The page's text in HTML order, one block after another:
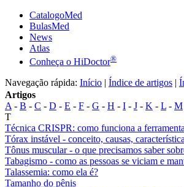
CatalogoMed
BulasMed
News
Atlas
Conheça o HiDoctor®
Navegação rápida: Início | Índice de artigos |
Artigos
A - B - C - D - E - F - G - H - I - J - K - L - M
T
Técnica CRISPR: como funciona a
Tórax instável - conceito, causas,
Tônus muscular - o que precisamos saber
Tabagismo - como as pessoas se viciam e
Talassemia: como ela é?
Tamanho do pênis